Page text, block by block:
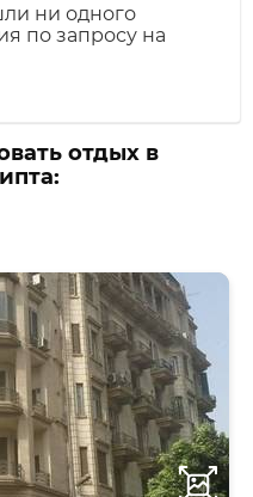
ни одного
по запросу на
отдых в